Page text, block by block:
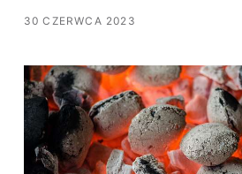
30 CZERWCA 2023